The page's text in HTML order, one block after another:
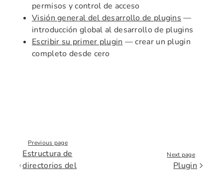
permisos y control de acceso
Visión general del desarrollo de plugins —
introducción global al desarrollo de plugins
Escribir su primer plugin — crear un plugin
completo desde cero
Previous page
Estructura de
directorios del
Next page
Plugin